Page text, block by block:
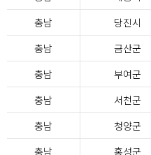
충남
당진시
충남
금산군
충남
부여군
충남
서천군
충남
청양군
충남
홍성군